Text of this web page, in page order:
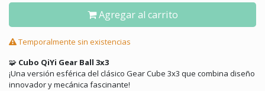
Agregar al carrito
Temporalmente sin existencias
🧩 Cubo QiYi Gear Ball 3x3
¡Una versión esférica del clásico Gear Cube 3x3 que combina diseño
innovador y mecánica fascinante!